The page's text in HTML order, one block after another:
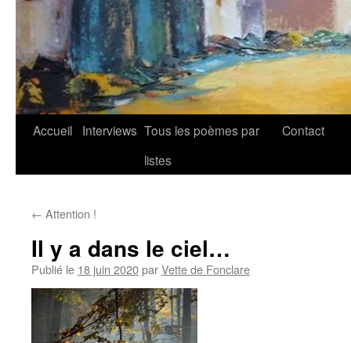
Accueil Interviews Tous les poèmes par
listes
Contact
← Attention !
Il y a dans le ciel…
Publié le 18 juin 2020parVette de Fonclare